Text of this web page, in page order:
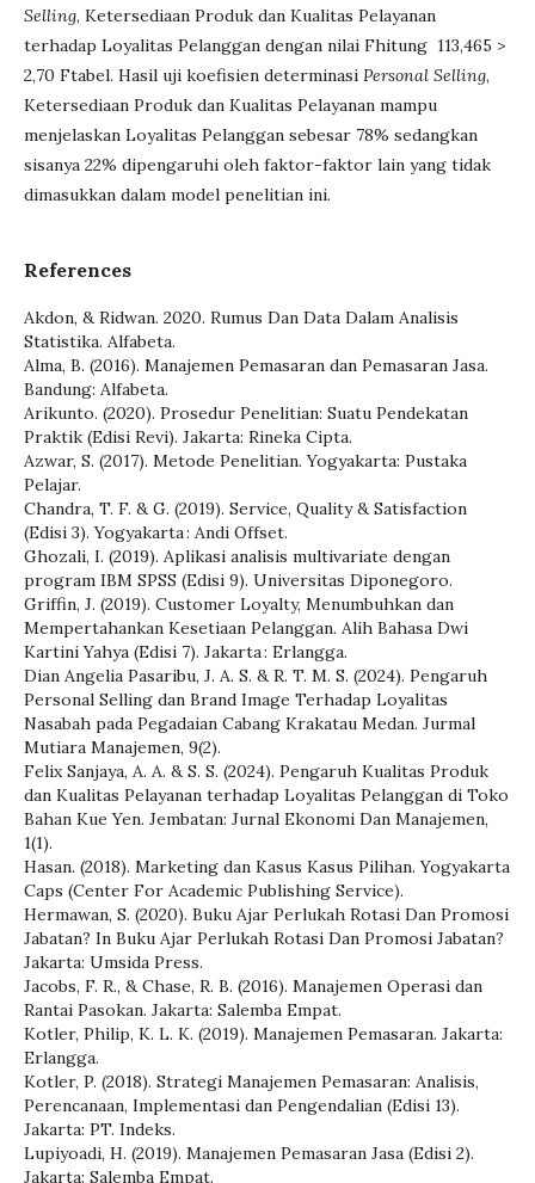
Selling, Ketersediaan Produk dan Kualitas Pelayanan
terhadap Loyalitas Pelanggan dengan nilai Fhitung 113,465 >
2,70 Ftabel. Hasil uji koefisien determinasi Personal Selling,
Ketersediaan Produk dan Kualitas Pelayanan mampu
menjelaskan Loyalitas Pelanggan sebesar 78% sedangkan
sisanya 22% dipengaruhi oleh faktor-faktor lain yang tidak
dimasukkan dalam model penelitian ini.
References
Akdon, & Ridwan. 2020. Rumus Dan Data Dalam Analisis
Statistika. Alfabeta.
Alma, B. (2016). Manajemen Pemasaran dan Pemasaran Jasa.
Bandung: Alfabeta.
Arikunto. (2020). Prosedur Penelitian: Suatu Pendekatan
Praktik (Edisi Revi). Jakarta: Rineka Cipta.
Azwar, S. (2017). Metode Penelitian. Yogyakarta: Pustaka
Pelajar.
Chandra, T. F. & G. (2019). Service, Quality & Satisfaction
(Edisi 3). Yogyakarta : Andi Offset.
Ghozali, I. (2019). Aplikasi analisis multivariate dengan
program IBM SPSS (Edisi 9). Universitas Diponegoro.
Griffin, J. (2019). Customer Loyalty, Menumbuhkan dan
Mempertahankan Kesetiaan Pelanggan. Alih Bahasa Dwi
Kartini Yahya (Edisi 7). Jakarta : Erlangga.
Dian Angelia Pasaribu, J. A. S. & R. T. M. S. (2024). Pengaruh
Personal Selling dan Brand Image Terhadap Loyalitas
Nasabah pada Pegadaian Cabang Krakatau Medan. Jurmal
Mutiara Manajemen, 9(2).
Felix Sanjaya, A. A. & S. S. (2024). Pengaruh Kualitas Produk
dan Kualitas Pelayanan terhadap Loyalitas Pelanggan di Toko
Bahan Kue Yen. Jembatan: Jurnal Ekonomi Dan Manajemen,
1(1).
Hasan. (2018). Marketing dan Kasus Kasus Pilihan. Yogyakarta
Caps (Center For Academic Publishing Service).
Hermawan, S. (2020). Buku Ajar Perlukah Rotasi Dan Promosi
Jabatan? In Buku Ajar Perlukah Rotasi Dan Promosi Jabatan?
Jakarta: Umsida Press.
Jacobs, F. R., & Chase, R. B. (2016). Manajemen Operasi dan
Rantai Pasokan. Jakarta: Salemba Empat.
Kotler, Philip, K. L. K. (2019). Manajemen Pemasaran. Jakarta:
Erlangga.
Kotler, P. (2018). Strategi Manajemen Pemasaran: Analisis,
Perencanaan, Implementasi dan Pengendalian (Edisi 13).
Jakarta: PT. Indeks.
Lupiyoadi, H. (2019). Manajemen Pemasaran Jasa (Edisi 2).
Jakarta: Salemba Empat.